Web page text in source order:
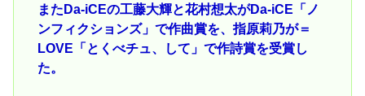
またDa-iCEの工藤大輝と花村想太がDa-iCE「ノ
ンフィクションズ」で作曲賞を、指原莉乃が＝
LOVE「とくべチュ、して」で作詩賞を受賞し
た。